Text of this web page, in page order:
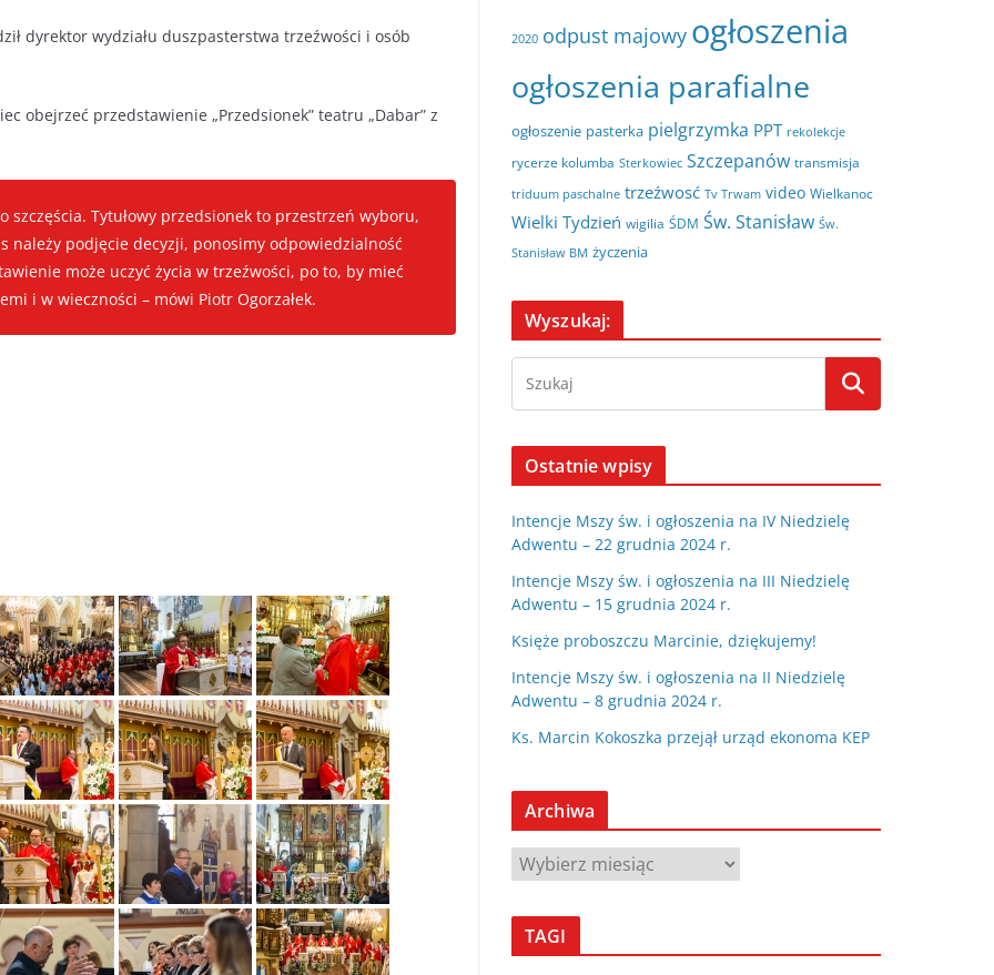
dyrektor wydziału duszpasterstwa trzeźwości i osób
obejrzeć przedstawienie „Przedsionek” teatru „Dabar” z
szczęścia. Tytułowy przedsionek to przestrzeń wyboru,
należy podjęcie decyzji, ponosimy odpowiedzialność
może uczyć życia w trzeźwości, po to, by mieć
i w wieczności – mówi Piotr Ogorzałek.
2020 odpust majowy ogłoszenia
ogłoszenia parafialne
ogłoszenie pasterka pielgrzymka PPT rekolekcje
rycerze kolumba Sterkowiec Szczepanów transmisja
triduum paschalne trzeźwosć Tv Trwam video Wielkanoc
Wielki Tydzień wigilia ŚDM Św. Stanisław Św.
Stanisław BM życzenia
Wyszukaj:
Ostatnie wpisy
Intencje Mszy św. i ogłoszenia na IV Niedzielę
Adwentu – 22 grudnia 2024 r.
Intencje Mszy św. i ogłoszenia na III Niedzielę
Adwentu – 15 grudnia 2024 r.
Księże proboszczu Marcinie, dziękujemy!
Intencje Mszy św. i ogłoszenia na II Niedzielę
Adwentu – 8 grudnia 2024 r.
Ks. Marcin Kokoszka przejął urząd ekonoma KEP
Archiwa
A
r
c
TAGI